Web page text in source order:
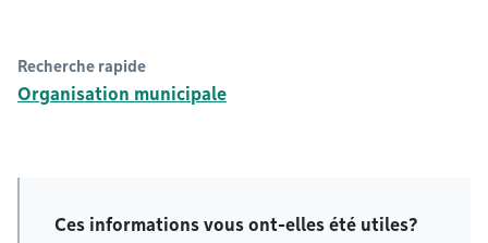
Recherche rapide
Organisation municipale
Ces informations vous ont-elles été utiles?